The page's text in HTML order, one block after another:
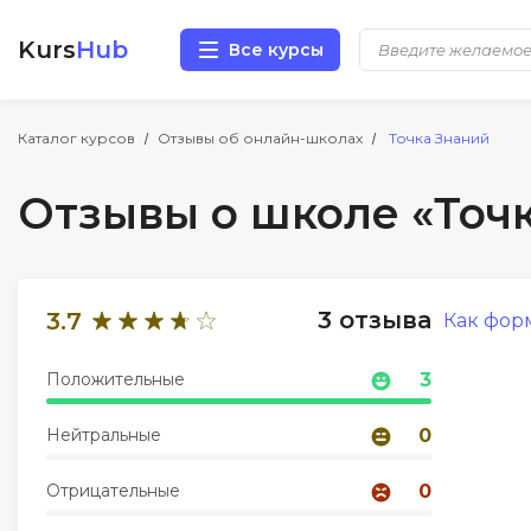
KursHub Все курсы
Каталог курсов Отзывы об онлайн-школах Точка Знаний
Отзывы о школе
3.7 3 отзыва
Положительные 3
Нейтральные 0
Отрицательные 0
Как
Разработка
Маркетинг
Аналитика
Менеджмент
Иностранные языки